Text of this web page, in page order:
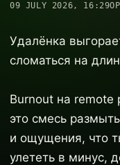
09 JULY 2026, 16:29
Удалёнка
сломаться на
Burnout на remote
это смесь
и ощущения, что
улететь в минус,